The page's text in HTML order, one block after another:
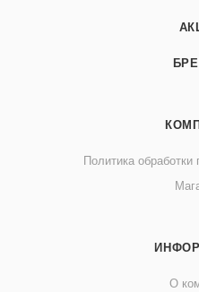
Политика
О